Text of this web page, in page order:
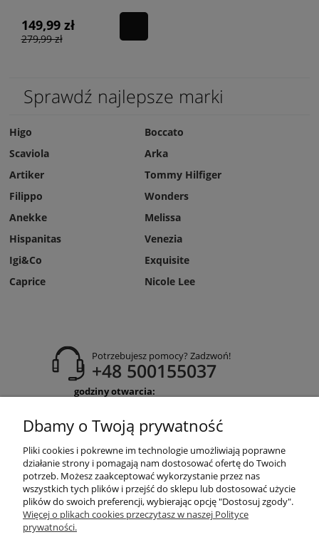
149,99 zł
279,99 zł
Sprawdź najlepsze marki
Higo
Scaviola
Artiker
Filippo
Boccato
Arka
Tommy Hilfiger
Wonders
Anekke
Hispanitas
Igi&Co
Caprice
Melissa
Venezia
Exquisite
Nicole Lee
Potrzebujesz pomocy? Zadzwoń!
+48 500155037
godziny otwarcia:
obuwiehigo@gmail.com
WARUNKI ZAKUPÓW
MOJE KONTO
Dbamy o Twoją prywatność
Pliki cookies i pokrewne im technologie umożliwiają poprawne
działanie strony i pomagają nam dostosować ofertę do Twoich
potrzeb. Możesz zaakceptować wykorzystanie przez nas
wszystkich tych plików i przejść do sklepu lub dostosować użycie
plików do swoich preferencji, wybierając opcję "Dostosuj zgody".
Więcej o plikach cookies przeczytasz w naszej Polityce
prywatności.